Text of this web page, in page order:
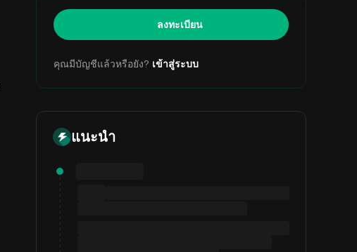
ลงทะเบียน
คุณมีบัญชีแล้วหรือยัง? เข้าสู่ระบบ
แนะนำ